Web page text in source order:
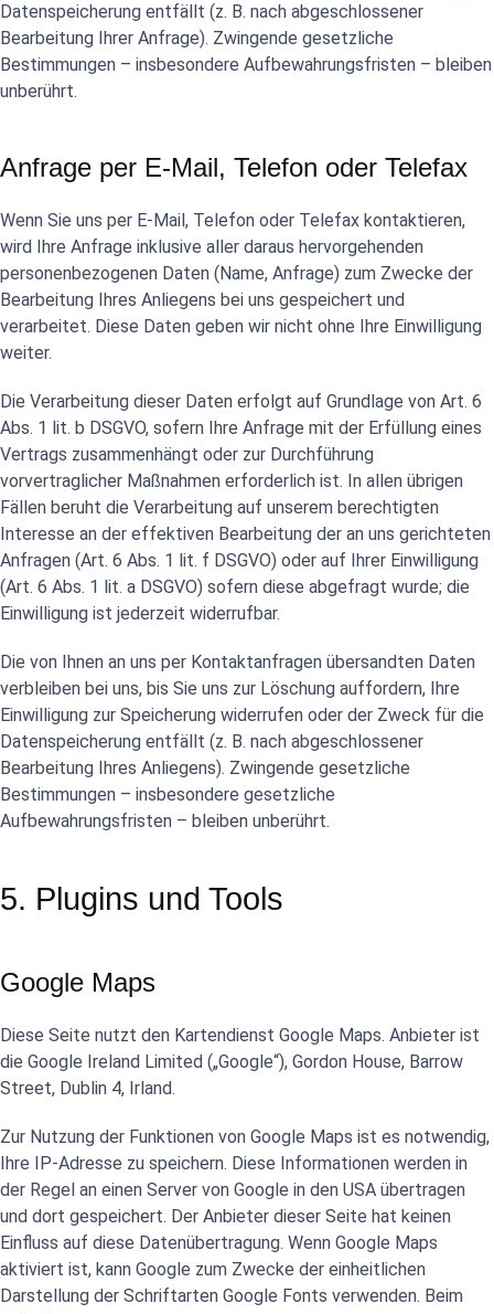
Datenspeicherung entfällt (z. B. nach abgeschlossener
Bearbeitung Ihrer Anfrage). Zwingende gesetzliche
Bestimmungen – insbesondere Aufbewahrungsfristen – bleiben
unberührt.
Anfrage per E-Mail, Telefon oder Telefax
Wenn Sie uns per E-Mail, Telefon oder Telefax kontaktieren,
wird Ihre Anfrage inklusive aller daraus hervorgehenden
personenbezogenen Daten (Name, Anfrage) zum Zwecke der
Bearbeitung Ihres Anliegens bei uns gespeichert und
verarbeitet. Diese Daten geben wir nicht ohne Ihre Einwilligung
weiter.
Die Verarbeitung dieser Daten erfolgt auf Grundlage von Art. 6
Abs. 1 lit. b DSGVO, sofern Ihre Anfrage mit der Erfüllung eines
Vertrags zusammenhängt oder zur Durchführung
vorvertraglicher Maßnahmen erforderlich ist. In allen übrigen
Fällen beruht die Verarbeitung auf unserem berechtigten
Interesse an der effektiven Bearbeitung der an uns gerichteten
Anfragen (Art. 6 Abs. 1 lit. f DSGVO) oder auf Ihrer Einwilligung
(Art. 6 Abs. 1 lit. a DSGVO) sofern diese abgefragt wurde; die
Einwilligung ist jederzeit widerrufbar.
Die von Ihnen an uns per Kontaktanfragen übersandten Daten
verbleiben bei uns, bis Sie uns zur Löschung auffordern, Ihre
Einwilligung zur Speicherung widerrufen oder der Zweck für die
Datenspeicherung entfällt (z. B. nach abgeschlossener
Bearbeitung Ihres Anliegens). Zwingende gesetzliche
Bestimmungen – insbesondere gesetzliche
Aufbewahrungsfristen – bleiben unberührt.
5. Plugins und Tools
Google Maps
Diese Seite nutzt den Kartendienst Google Maps. Anbieter ist
die Google Ireland Limited („Google“), Gordon House, Barrow
Street, Dublin 4, Irland.
Zur Nutzung der Funktionen von Google Maps ist es notwendig,
Ihre IP-Adresse zu speichern. Diese Informationen werden in
der Regel an einen Server von Google in den USA übertragen
und dort gespeichert. Der Anbieter dieser Seite hat keinen
Einfluss auf diese Datenübertragung. Wenn Google Maps
aktiviert ist, kann Google zum Zwecke der einheitlichen
Darstellung der Schriftarten Google Fonts verwenden. Beim